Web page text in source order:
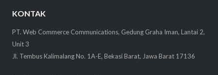
KONTAK
PT. Web Commerce Communications, Gedung Graha Iman, Lantai 2,
Unit 3
Jl. Tembus Kalimalang No. 1A-E, Bekasi Barat, Jawa Barat 17136